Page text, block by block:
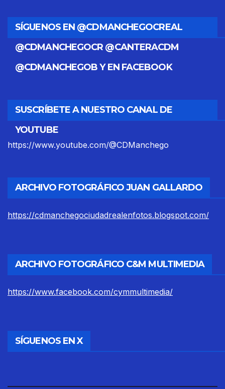
SÍGUENOS EN @CDMANCHEGOCREAL
@CDMANCHEGOCR @CANTERACDM
@CDMANCHEGOB Y EN FACEBOOK
SUSCRÍBETE A NUESTRO CANAL DE
YOUTUBE
https://www.youtube.com/@CDManchego
ARCHIVO FOTOGRÁFICO JUAN GALLARDO
https://cdmanchegociudadrealenfotos.blogspot.com/
ARCHIVO FOTOGRÁFICO C&M MULTIMEDIA
https://www.facebook.com/cymmultimedia/
SÍGUENOS EN X